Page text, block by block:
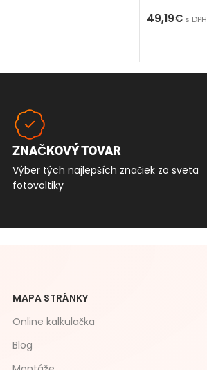
49,19€s DPH
ZNAČKOVÝ TOVAR
Výber tých najlepších značiek zo sveta
fotovoltiky
MAPA STRÁNKY
Online kalkulačka
Blog